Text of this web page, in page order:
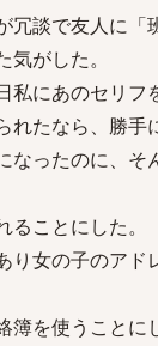
談で友人に「
がした。
私にあのセリフ
たなら、勝手
ったのに、そ
ことにした。
女の子のアド
を使うことに